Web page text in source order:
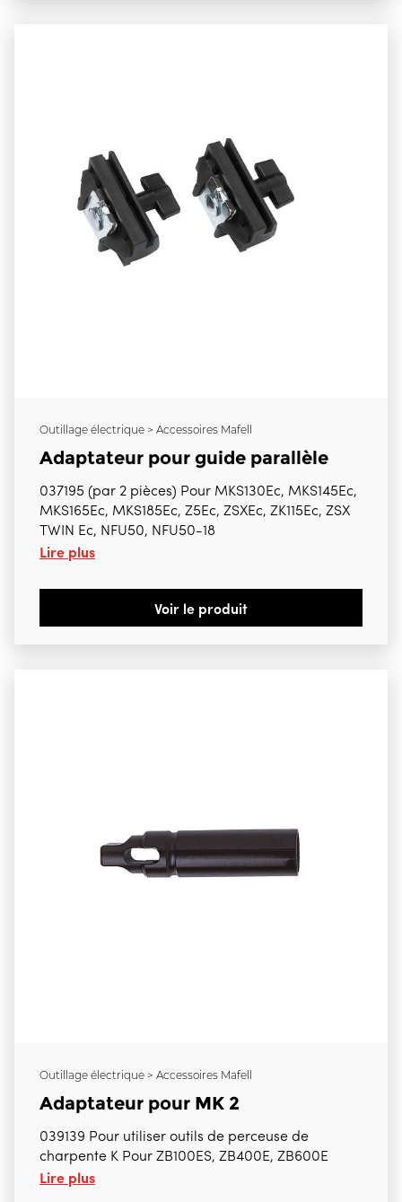
Outillage électrique > Accessoires Mafell
Adaptateur pour guide parallèle
037195 (par 2 pièces) Pour MKS130Ec, MKS145Ec,
MKS165Ec, MKS185Ec, Z5Ec, ZSXEc, ZK115Ec, ZSX
TWIN Ec, NFU50, NFU50-18
Lire plus
Voir le produit
Outillage électrique > Accessoires Mafell
Adaptateur pour MK 2
039139 Pour utiliser outils de perceuse de
charpente K Pour ZB100ES, ZB400E, ZB600E
Lire plus